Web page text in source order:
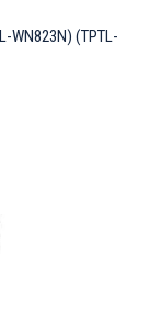
WN823N) (TPTL-